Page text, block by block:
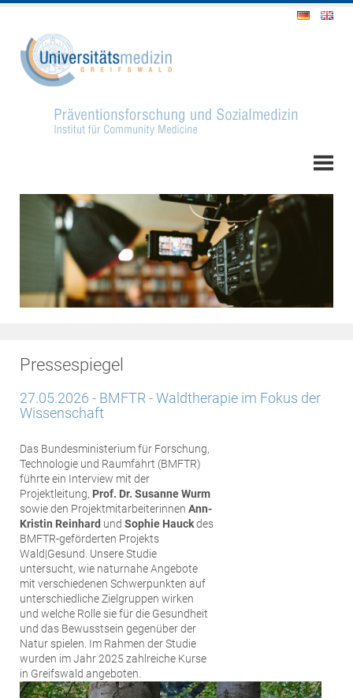
Pressespiegel
27.05.2026 - BMFTR - Waldtherapie im Fokus der
Wissenschaft
Das Bundesministerium für Forschung,
Technologie und Raumfahrt (BMFTR)
führte ein Interview mit der
Projektleitung, Prof. Dr. Susanne Wurm
sowie den Projektmitarbeiterinnen Ann-
Kristin Reinhard und Sophie Hauckdes
BMFTR-geförderten Projekts
Wald|Gesund. Unsere Studie
untersucht, wie naturnahe Angebote
mit verschiedenen Schwerpunkten auf
unterschiedliche Zielgruppen wirken
und welche Rolle sie für die Gesundheit
und das Bewusstsein gegenüber der
Natur spielen. Im Rahmen der Studie
wurden im Jahr 2025 zahlreiche Kurse
in Greifswald angeboten.